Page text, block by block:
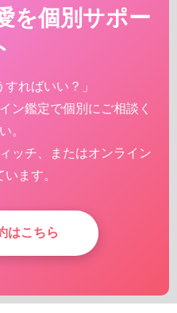
を個別サポー
すればいい？」
ン鑑定で個別にご相談く
。
ッチ、またはオンライン
ます。
はこちら